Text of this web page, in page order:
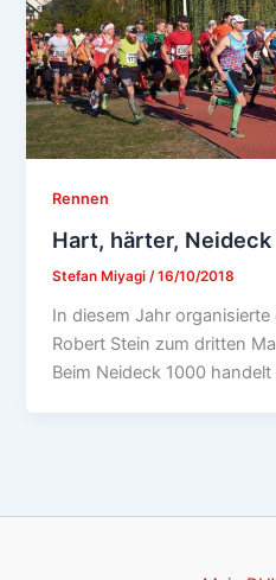
Rennen
Hart, härter,
Stefan Miyagi/16/10/2018
In diesem Jahr organisierte
Robert Stein zum dritten
Beim Neideck 1000